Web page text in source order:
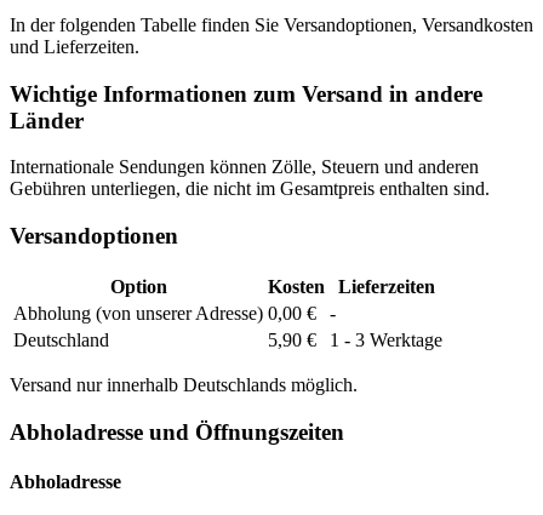
In der folgenden Tabelle finden Sie Versandoptionen, Versandkosten
und Lieferzeiten.
Wichtige Informationen zum Versand in andere
Länder
Internationale Sendungen können Zölle, Steuern und anderen
Gebühren unterliegen, die nicht im Gesamtpreis enthalten sind.
Versandoptionen
Option Kosten
Lieferzeiten
Abholung (von unserer Adresse) 0,00 €
-
Deutschland
5,90 € 1 - 3 Werktage
Versand nur innerhalb Deutschlands möglich.
Abholadresse und Öffnungszeiten
Abholadresse